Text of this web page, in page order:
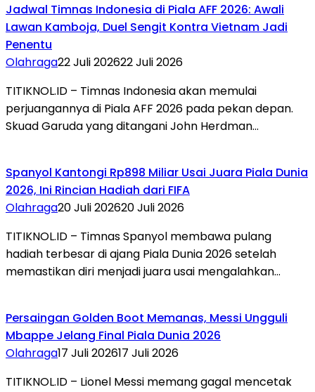
Jadwal Timnas Indonesia di Piala AFF 2026: Awali
Lawan Kamboja, Duel Sengit Kontra Vietnam Jadi
Penentu
Olahraga22 Juli 202622 Juli 2026
TITIKNOL.ID – Timnas Indonesia akan memulai
perjuangannya di Piala AFF 2026 pada pekan depan.
Skuad Garuda yang ditangani John Herdman…
Spanyol Kantongi Rp898 Miliar Usai Juara Piala Dunia
2026, Ini Rincian Hadiah dari FIFA‎
Olahraga20 Juli 202620 Juli 2026
TITIKNOL.ID – Timnas Spanyol membawa pulang
hadiah terbesar di ajang Piala Dunia 2026 setelah
memastikan diri menjadi juara usai mengalahkan…
Persaingan Golden Boot Memanas, Messi Ungguli
Mbappe Jelang Final Piala Dunia 2026‎
Olahraga17 Juli 202617 Juli 2026
TITIKNOL.ID – Lionel Messi memang gagal mencetak